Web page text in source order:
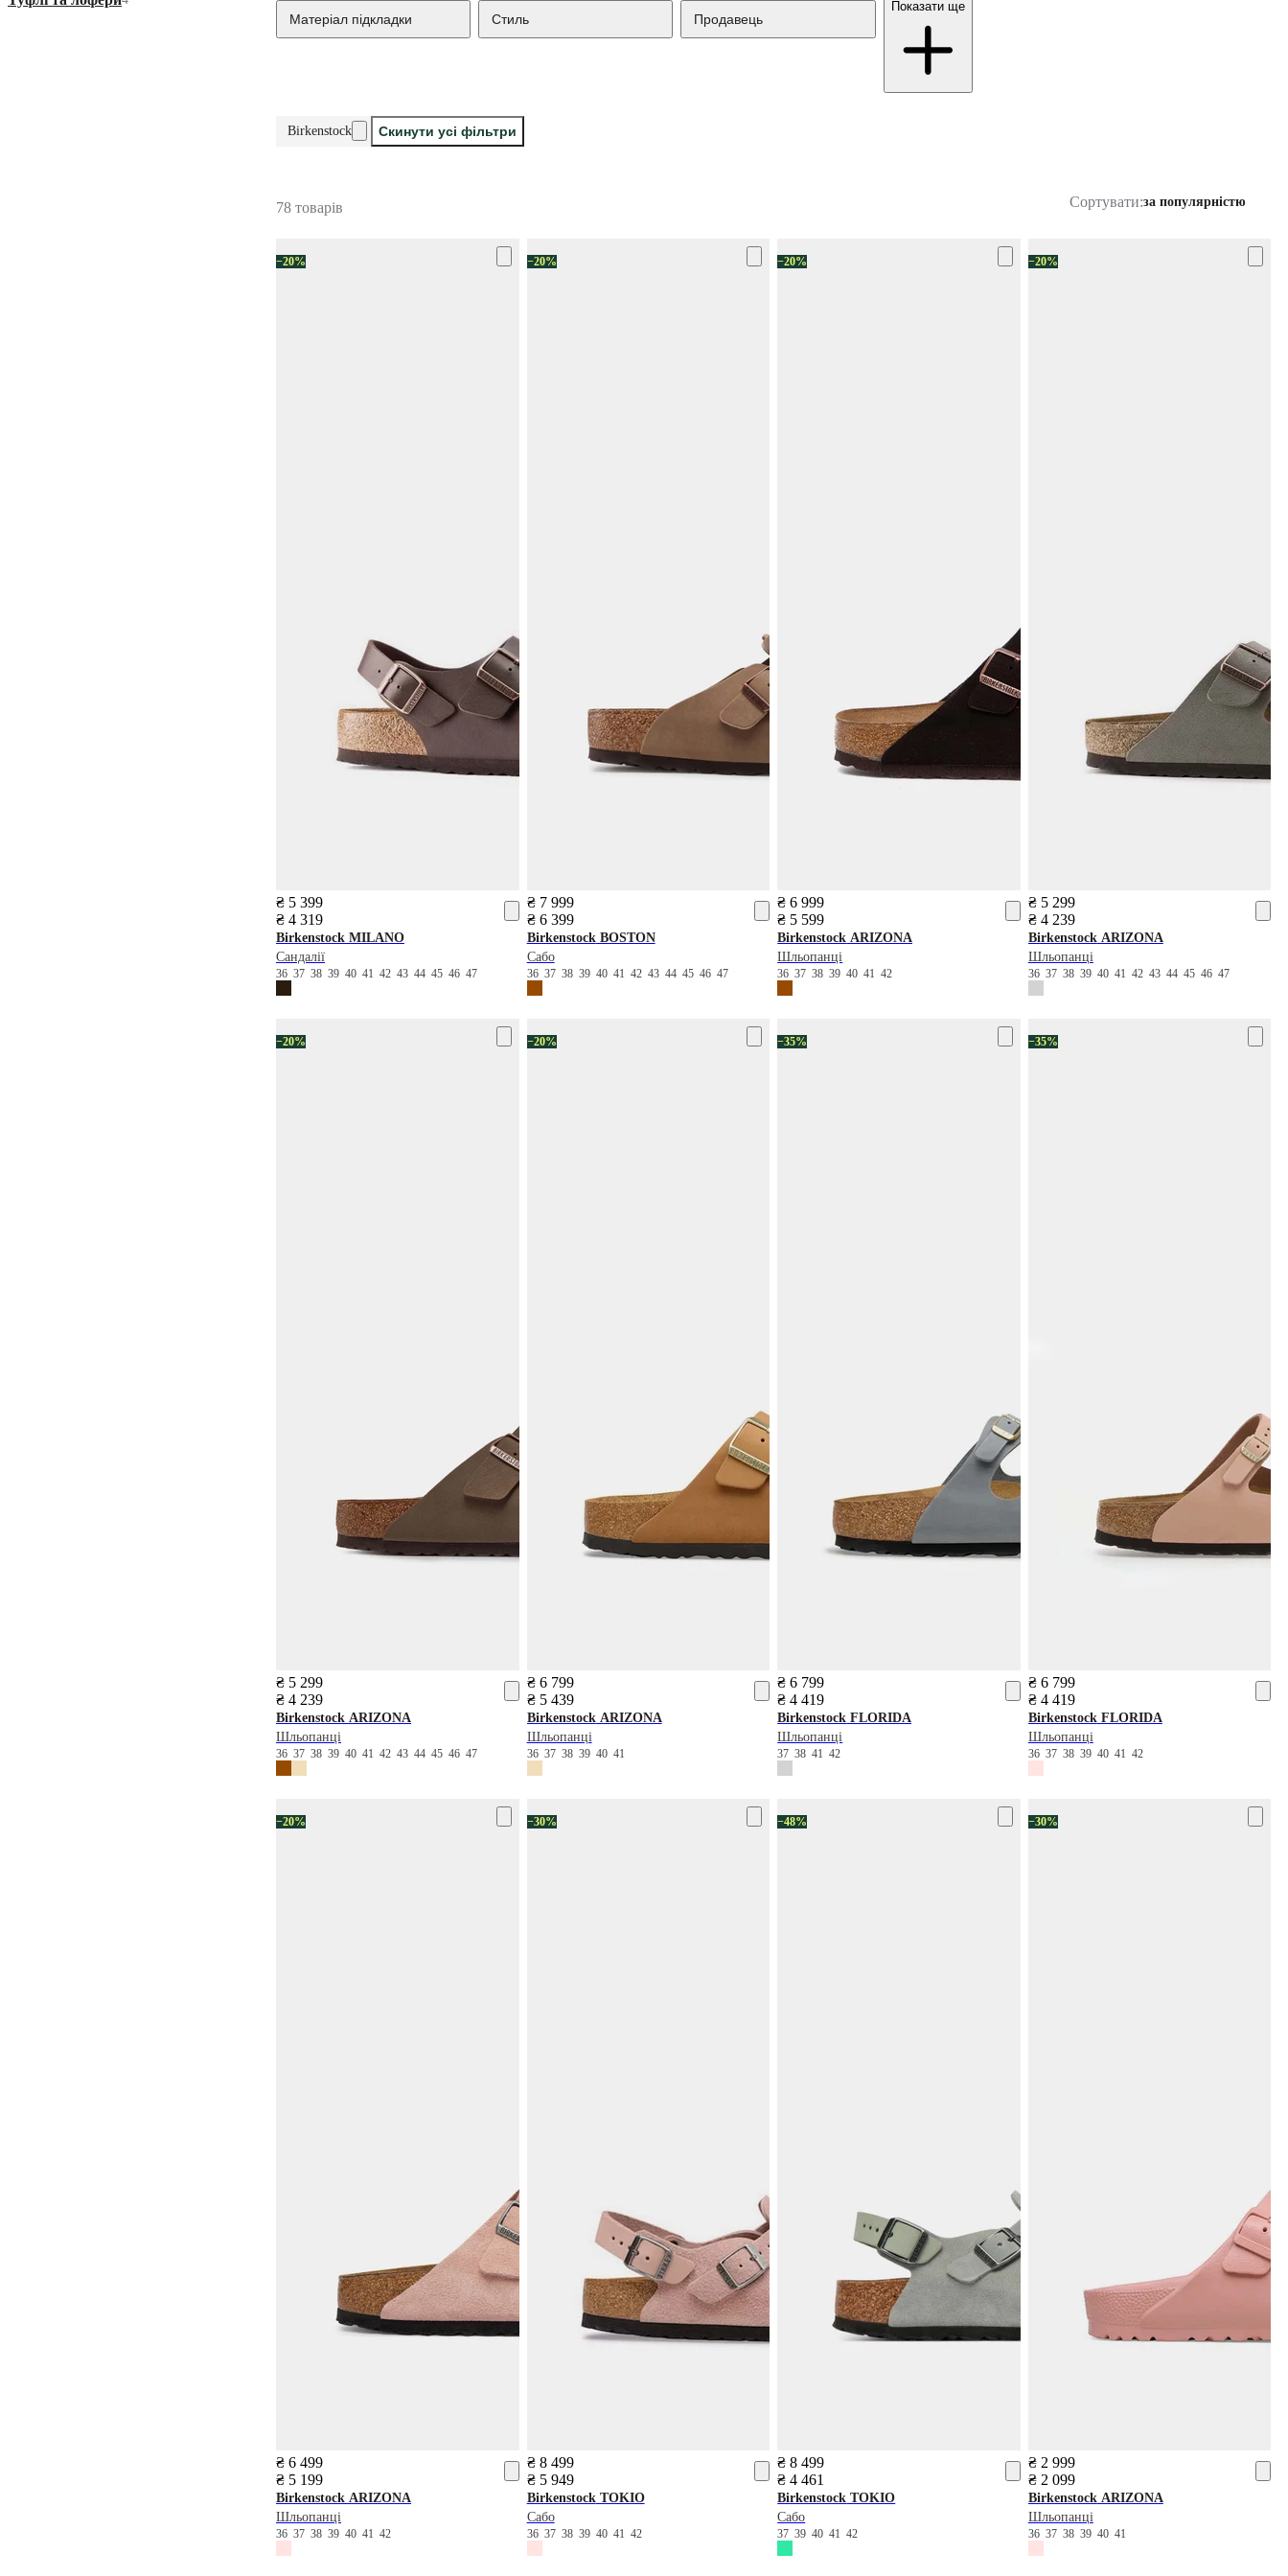
Матеріал підкладки Стиль Продавець
Показати ще
Birkenstock Скинути усі фільтри
78 товарів Сортувати:за популярністю
−20%
₴ 5 399
₴ 4 319
Birkenstock MILANO
Сандалії
36 37 38 39 40 41 42 43 44 45 46 47
−20%
₴ 7 999
₴ 6 399
BirkenstockBOSTON
Сабо
36 37 38 39 40 41 42 43 44 45 46 47
−20%
₴ 6 999
₴ 5 599
Birkenstock ARIZONA
Шльопанці
36373839404142
−20%
₴ 5 299
₴ 4 239
BirkenstockARIZONA
Шльопанці
36 37 38 39 40 41 42 43 44 45 46 47
−20%
₴ 5 299
₴ 4 239
Birkenstock ARIZONA
Шльопанці
36 37 38 39 40 41 42 43 44 45 46 47
−20%
₴ 6 799
₴ 5 439
BirkenstockARIZONA
Шльопанці
36 37 38 39 40 41
−35%
₴ 6 799
₴ 4 419
Birkenstock FLORIDA
Шльопанці
37384142
−35%
₴ 6 799
₴ 4 419
BirkenstockFLORIDA
Шльопанці
36 37 38 39 40 41 42
−20%
₴ 6 499
₴ 5 199
Birkenstock ARIZONA
Шльопанці
36 37 38 39 40 41 42
−30%
₴ 8 499
₴ 5 949
BirkenstockTOKIO
Сабо
36 37 38 39 40 41 42
−48%
₴ 8 499
₴ 4 461
Birkenstock TOKIO
Сабо
3739404142
−30%
₴ 2 999
₴ 2 099
BirkenstockARIZONA
Шльопанці
36 37 38 39 40 41